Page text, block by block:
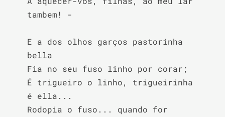
tambem! -
E a dos olhos garços pastorinha
bella
Fia no seu fuso linho por corar;
É trigueiro o linho, trigueirinha
é ella...
Rodopia o fuso... quando for